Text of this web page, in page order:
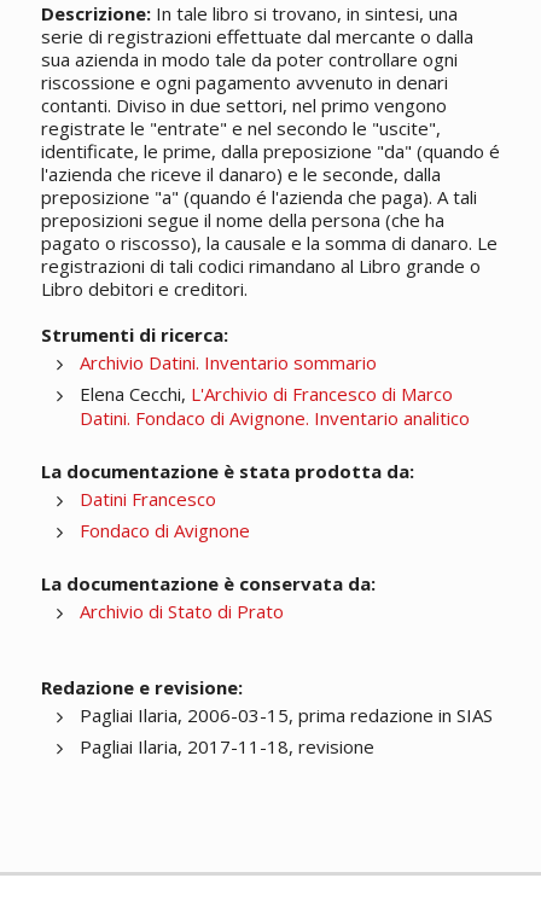
Descrizione:In tale libro si trovano, in sintesi, una
serie di registrazioni effettuate dal mercante o dalla
sua azienda in modo tale da poter controllare ogni
riscossione e ogni pagamento avvenuto in denari
contanti. Diviso in due settori, nel primo vengono
registrate le "entrate" e nel secondo le "uscite",
identificate, le prime, dalla preposizione "da" (quando é
l'azienda che riceve il danaro) e le seconde, dalla
preposizione "a" (quando é l'azienda che paga). A tali
preposizioni segue il nome della persona (che ha
pagato o riscosso), la causale e la somma di danaro. Le
registrazioni di tali codici rimandano al Libro grande o
Libro debitori e creditori.
Strumenti di ricerca:
Archivio Datini. Inventario sommario
Elena Cecchi, L'Archivio di Francesco di Marco
Datini. Fondaco di Avignone. Inventario analitico
La documentazione è stata prodotta da:
Datini Francesco
Fondaco di Avignone
La documentazione è conservata da:
Archivio di Stato di Prato
Redazione e revisione:
Pagliai Ilaria, 2006-03-15, prima redazione in SIAS
Pagliai Ilaria, 2017-11-18, revisione